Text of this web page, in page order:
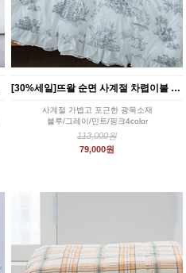
[30%세일]뜨왈 순면 사계절 차렵이불 4color
사계절 가볍고 포근한 광목소재
블루/그레이/민트/핑크4color
113,000원
79,000원